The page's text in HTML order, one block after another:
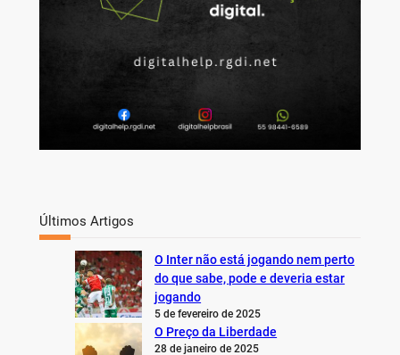
Últimos Artigos
O Inter não está jogando nem perto
do que sabe, pode e deveria estar
jogando
5 de fevereiro de 2025
O Preço da Liberdade
28 de janeiro de 2025